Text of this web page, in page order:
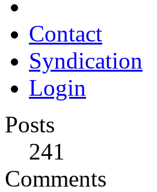
Contact
Syndication
Login
Posts
241
Comments